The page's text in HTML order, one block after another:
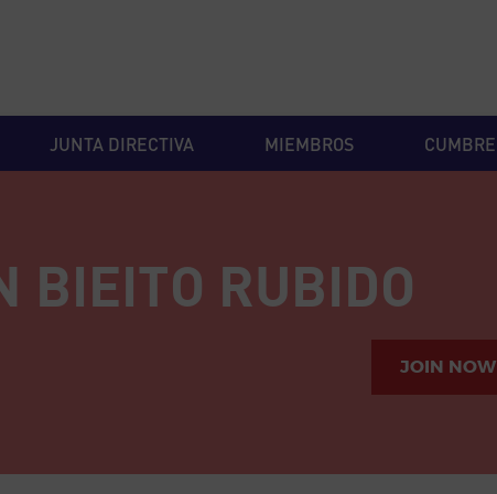
JUNTA DIRECTIVA MIEMBROS CUMBRE
BIEITO RUBIDO
JOIN NOW